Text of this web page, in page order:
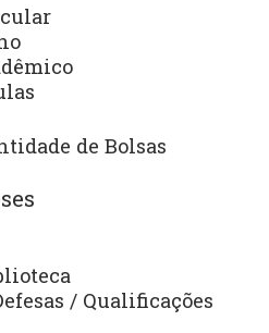
de Bolsas
/ Qualificações
e análises de outras
pesquisadores e
2024, os discentes que
no Exterior foram:
jul./2022
Alabama/ País: Estados